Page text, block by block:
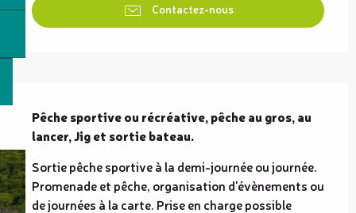
Contactez-nous
Pêche sportive ou récréative, pêche au gros, au
lancer, Jig et sortie bateau.
Sortie pêche sportive à la demi-journée ou journée.
Promenade et pêche, organisation d'évènements ou
de journées à la carte. Prise en charge possible